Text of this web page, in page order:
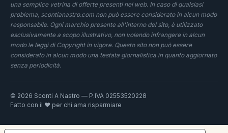
una semplice vetrina di offerte presenti nel web. In caso di qualsiasi
problema, scontianastro.com non può essere considerato in alcun modo
responsabile. Ogni marchio presente all'interno del sito, è utilizzato
esclusivamente a scopo illustrativo, non volendo infrangere in alcun
modo le leggi di Copyright in vigore. Questo sito non può essere
considerato in alcun modo una testata giornalistica in quanto aggiornato
senza periodicità.
© 2026 Sconti A Nastro — P.IVA 02553520228
Fatto con il ❤️ per chi ama risparmiare